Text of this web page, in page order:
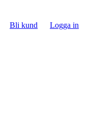
Bli kund Logga in